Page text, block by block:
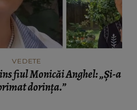
VEDETE
fiul Monicăi Anghel: „Și-a
dorința.”